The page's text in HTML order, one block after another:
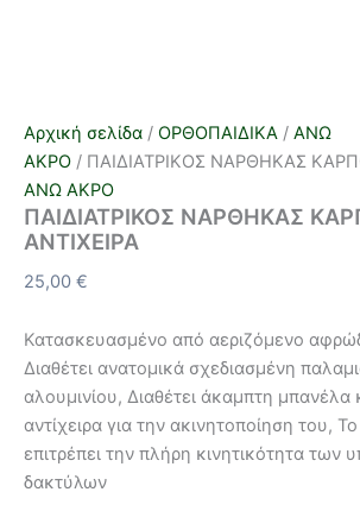
Αρχική σελίδα / ΟΡΘΟΠΑΙΔΙΚΑ / ΑΝΩ
ΑΚΡΟ / ΠΑΙΔΙΑΤΡΙΚΟΣ ΝΑΡΘΗΚΑΣ
ΑΝΩ ΑΚΡΟ
ΠΑΙΔΙΑΤΡΙΚΟΣ ΝΑΡΘΗΚΑΣ
ΑΝΤΙΧΕΙΡΑ
25,00 €
Κατασκευασμένο από αεριζόμενο
Διαθέτει ανατομικά σχεδιασμένη
αλουμινίου, Διαθέτει άκαμπτη
αντίχειρα για την ακινητοποίηση του,
επιτρέπει την πλήρη κινητικότητα των
δακτύλων